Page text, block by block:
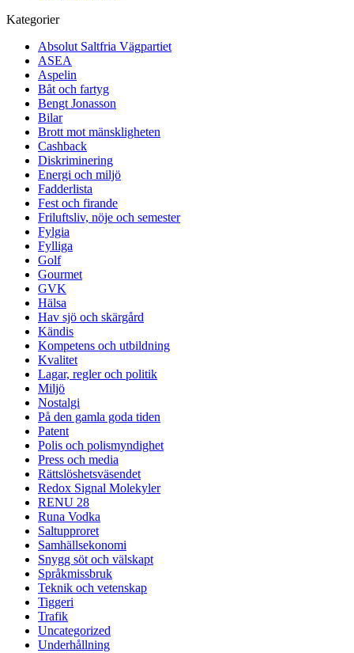
Kategorier
Absolut Saltfria Vägpartiet
ASEA
Aspelin
Båt och fartyg
Bengt Jonasson
Bilar
Brott mot mänskligheten
Cashback
Diskriminering
Energi och miljö
Fadderlista
Fest och firande
Friluftsliv, nöje och semester
Fylgia
Fylliga
Golf
Gourmet
GVK
Hälsa
Hav sjö och skärgård
Kändis
Kompetens och utbildning
Kvalitet
Lagar, regler och politik
Miljö
Nostalgi
På den gamla goda tiden
Patent
Polis och polismyndighet
Press och media
Rättslöshetsväsendet
Redox Signal Molekyler
RENU 28
Runa Vodka
Saltupproret
Samhällsekonomi
Snygg söt och välskapt
Språkmissbruk
Teknik och vetenskap
Tiggeri
Trafik
Uncategorized
Underhållning